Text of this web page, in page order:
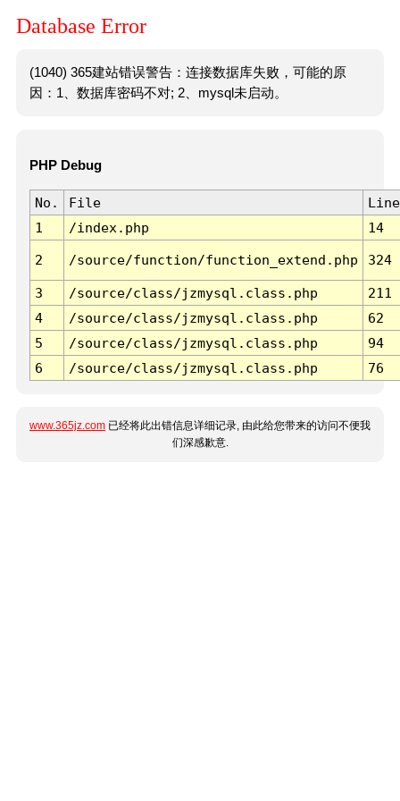
Database Error
(1040) 365建站错误警告：连接数据库失败，可能的原
因：1、数据库密码不对; 2、mysql未启动。
PHP Debug
No. File
Line
1
/index.php 14
2 /source/function/function_extend.php 324
3 /source/class/jzmysql.class.php
211
4
/source/class/jzmysql.class.php
62
5
/source/class/jzmysql.class.php
94
6
/source/class/jzmysql.class.php 76
www.365jz.com 已经将此出错信息详细记录, 由此给您带来的访问不便我
们深感歉意.